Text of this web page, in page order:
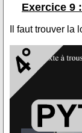
Exercice 9
Il faut trouver la